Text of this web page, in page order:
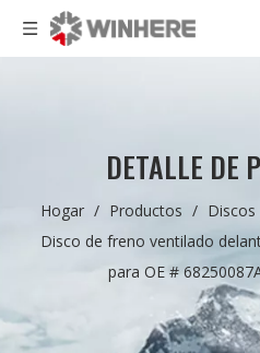
DETALLE DE
Hogar / Productos /
Disco de freno ventilado
para OE #